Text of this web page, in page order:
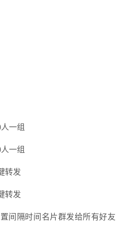
一组
一组
转发
转发
间隔时间名片群发给所有好友